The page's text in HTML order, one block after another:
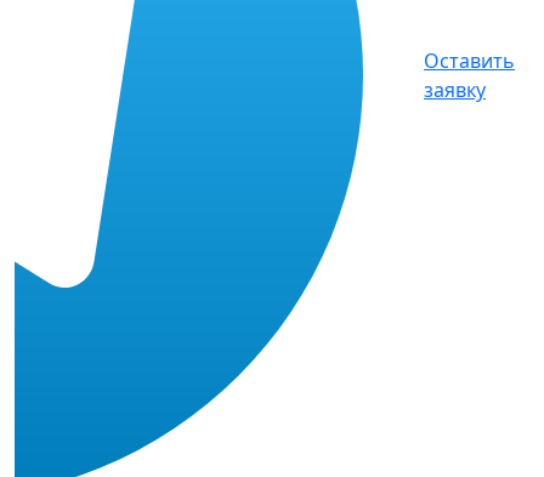
Оставить
заявку